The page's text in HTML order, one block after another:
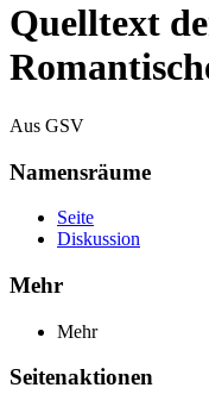
Quelltext
Aus GSV
Namensräume
Seite
Diskussion
Mehr
Mehr
Seitenaktionen